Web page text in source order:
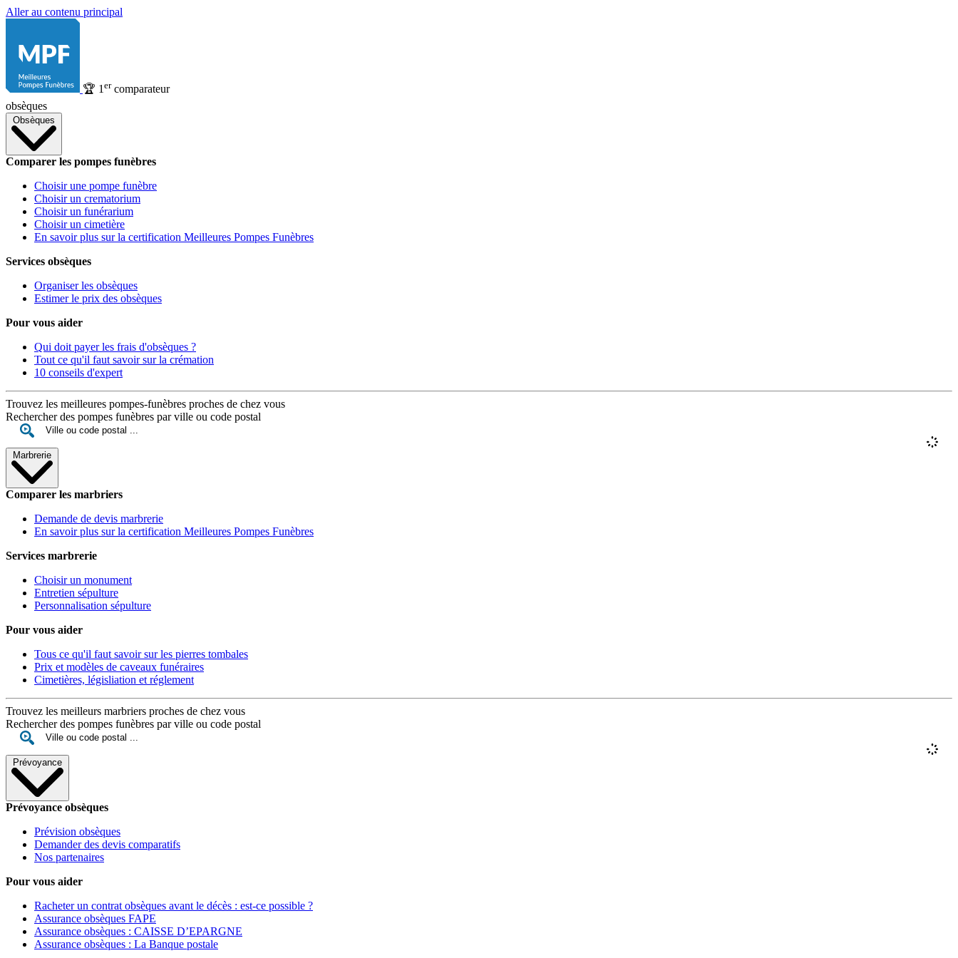
Aller au contenu principal
🏆 1 ercomparateur
obsèques
Obsèques
Comparer les pompes funèbres
Choisir une pompe funèbre
Choisir un crematorium
Choisir un funérarium
Choisir un cimetière
En savoir plus sur la certification Meilleures Pompes Funèbres
Services obsèques
Organiser les obsèques
Estimer le prix des obsèques
Pour vous aider
Qui doit payer les frais d'obsèques ?
Tout ce qu'il faut savoir sur la crémation
10 conseils d'expert
Trouvez les meilleures pompes-funèbres proches de chez vous
Rechercher des pompes funèbres par ville ou code postal
Marbrerie
Comparer les marbriers
Demande de devis marbrerie
En savoir plus sur la certification Meilleures Pompes Funèbres
Services marbrerie
Choisir un monument
Entretien sépulture
Personnalisation sépulture
Pour vous aider
Tous ce qu'il faut savoir sur les pierres tombales
Prix et modèles de caveaux funéraires
Cimetières, législiation et réglement
Trouvez les meilleurs marbriers proches de chez vous
Rechercher des pompes funèbres par ville ou code postal
Prévoyance
Prévoyance obsèques
Prévision obsèques
Demander des devis comparatifs
Nos partenaires
Pour vous aider
Racheter un contrat obsèques avant le décès : est-ce possible ?
Assurance obsèques FAPE
Assurance obsèques : CAISSE D’EPARGNE
Assurance obsèques : La Banque postale